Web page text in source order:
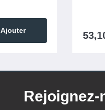
Ajouter
Rejoignez-